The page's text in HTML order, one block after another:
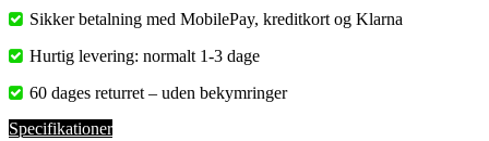
Sikker betalning med MobilePay, kreditkort og Klarna
Hurtig levering: normalt 1-3 dage
60 dages returret – uden bekymringer
Specifikationer